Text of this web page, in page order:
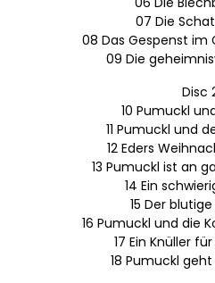
07 Die
08 Das Gespenst im
09 Die
Disc
10 Pumuckl
11 Pumuckl und
12 Eders
13 Pumuckl ist an
14 Ein
15 Der
16 Pumuckl und die
17 Ein Knüller
18 Pumuckl